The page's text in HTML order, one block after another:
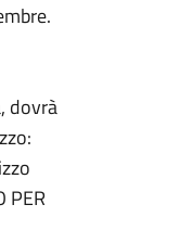
dovrà
PER